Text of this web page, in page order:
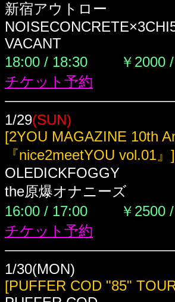
新宿アウトロー
VACANT
18:00 / 18:30 ￥2000 /
チケット予約
1/29(SUN)
[2YOU MAGAZINE 10th
『nice2meetYOU vol.01』]
OLEDICKFOGGY
the原爆オナニーズ
16:00 / 17:00 ￥2500 /
チケット予約
1/30(MON)
[PUFFER COD "85"